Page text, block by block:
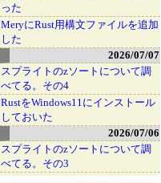
った
MeryにRust用構文ファイルを追加
した
2026/07/07
スプライトのzソートについて調
べてる。その4
RustをWindows11にインストール
しておいた
2026/07/06
スプライトのzソートについて調
べてる。その3